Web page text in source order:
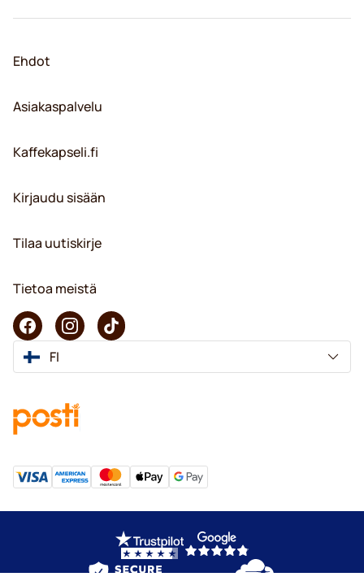
Ehdot
Asiakaspalvelu
Kaffekapseli.fi
Kirjaudu sisään
Tilaa uutiskirje
Tietoa meistä
FI